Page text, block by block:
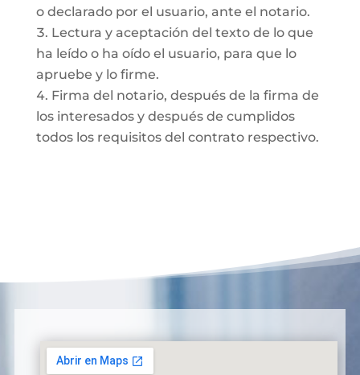
o declarado por el usuario, ante el notario.
Lectura y aceptación del texto de lo que
ha leído o ha oído el usuario, para que lo
apruebe y lo firme.
Firma del notario, después de la firma de
los interesados y después de cumplidos
todos los requisitos del contrato respectivo.